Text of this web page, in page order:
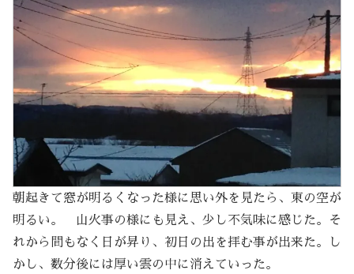
朝起きて窓が明るくなった様に思い外を見たら、東の空が
明るい。 山火事の様にも見え、少し不気味に感じた。そ
れから間もなく日が昇り、初日の出を拝む事が出来た。し
かし、数分後には厚い雲の中に消えていった。